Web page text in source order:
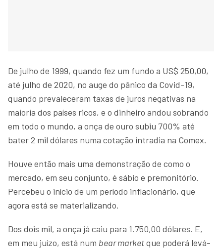
De julho de 1999, quando fez um fundo a US$ 250,00,
até julho de 2020, no auge do pânico da Covid-19,
quando prevaleceram taxas de juros negativas na
maioria dos países ricos, e o dinheiro andou sobrando
em todo o mundo, a onça de ouro subiu 700% até
bater 2 mil dólares numa cotação intradia na Comex.
Houve então mais uma demonstração de como o
mercado, em seu conjunto, é sábio e premonitório.
Percebeu o início de um período inflacionário, que
agora está se materializando.
Dos dois mil, a onça já caiu para 1.750,00 dólares. E,
em meu juízo, está num bear marketque poderá levá-